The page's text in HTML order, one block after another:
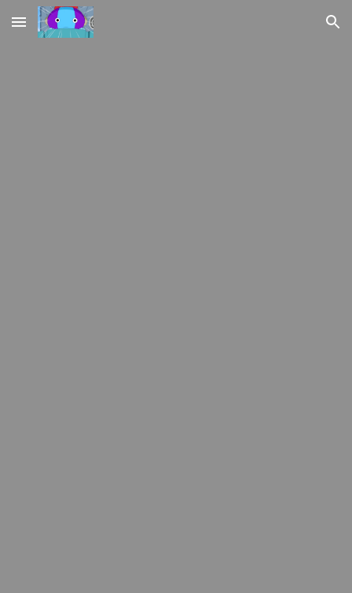
Skip to main content Skip to navigation